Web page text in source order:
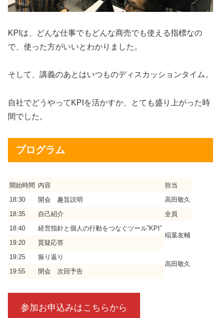
KPIは、どんな仕事でもどんな商売でも使える指標なの
で、使った方がいいとわかりました。
そして、講義のあとはいつものディスカッションタイム。
自社でどうやってKPIを活かすか、とても盛り上がった時
間でした。
プログラム
開始時間 内容
担当
18:30
開会 趣旨説明
高田敬久
18:35
自己紹介
全員
18:40
経営指針と個人の行動をつなぐツール”KPI”
稲葉友輔
19:20
質疑応答
19:25
振り返り
高田敬久
19:55
閉会 次回予告
参加お申込みはこちらから